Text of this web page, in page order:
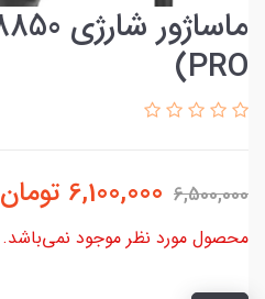
PRO)
6,500,000
6,100,000 تومان
محصول مورد نظر موجود نمی‌باشد.